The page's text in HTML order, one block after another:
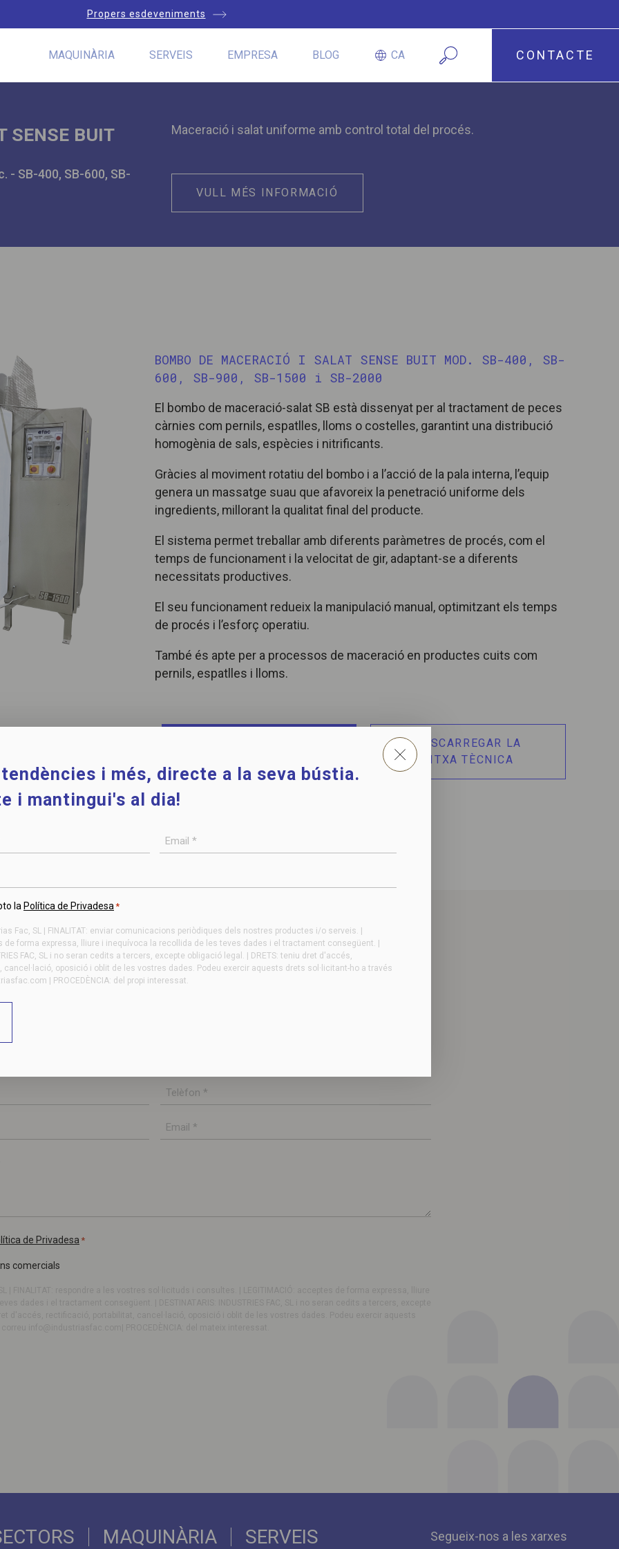
Propers esdeveniments
MAQUINÀRIA SERVEIS EMPRESA BLOG CA CONTACTE
SENSE BUIT
- SB-400, SB-600, SB-
Maceració i salat uniforme amb control total del procés.
VULL MÉS INFORMACIÓ
BOMBO DE MACERACIÓ I SALAT SENSE BUIT MOD. SB-400, SB-
600, SB-900, SB-1500 i SB-2000
El bombo de maceració-salat SB està dissenyat per al tractament de peces
càrnies com pernils, espatlles, lloms o costelles, garantint una distribució
homogènia de sals, espècies i nitrificants.
Gràcies al moviment rotatiu del bombo i a l’acció de la pala interna, l’equip
genera un massatge suau que afavoreix la penetració uniforme dels
ingredients, millorant la qualitat final del producte.
El sistema permet treballar amb diferents paràmetres de procés, com el
temps de funcionament i la velocitat de gir, adaptant-se a diferents
necessitats productives.
El seu funcionament redueix la manipulació manual, optimitzant els temps
de procés i l’esforç operatiu.
També és apte per a processos de maceració en productes cuits com
pernils, espatlles i lloms.
DESCARREGAR LA
FITXA TÈCNICA
si té algun dubte o necessita més informació.
Telèfon
*
Email
*
de Privadesa *
comercials
MAQUINÀRIA SERVEIS Segueix-nos a les xarxes
i més, directe a la seva bústia.
i mantingui's al dia!
Email
*
la Política de Privadesa *
Fac, SL | FINALITAT: enviar comunicacions periòdiques dels nostres productes i/o serveis. |
de forma expressa, lliure i inequívoca la recollida de les teves dades i el tractament consegüent. |
FAC, SL i no seran cedits a tercers, excepte obligació legal. | DRETS: teniu dret d'accés,
cancel·lació, oposició i oblit de les vostres dades. Podeu exercir aquests drets sol·licitant-ho a través
| PROCEDÈNCIA: del propi interessat.